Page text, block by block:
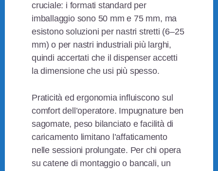
cruciale: i formati standard per
imballaggio sono 50 mm e 75 mm, ma
esistono soluzioni per nastri stretti (6–25
mm) o per nastri industriali più larghi,
quindi accertati che il dispenser accetti
la dimensione che usi più spesso.
Praticità ed ergonomia influiscono sul
comfort dell’operatore. Impugnature ben
sagomate, peso bilanciato e facilità di
caricamento limitano l’affaticamento
nelle sessioni prolungate. Per chi opera
su catene di montaggio o bancali, un